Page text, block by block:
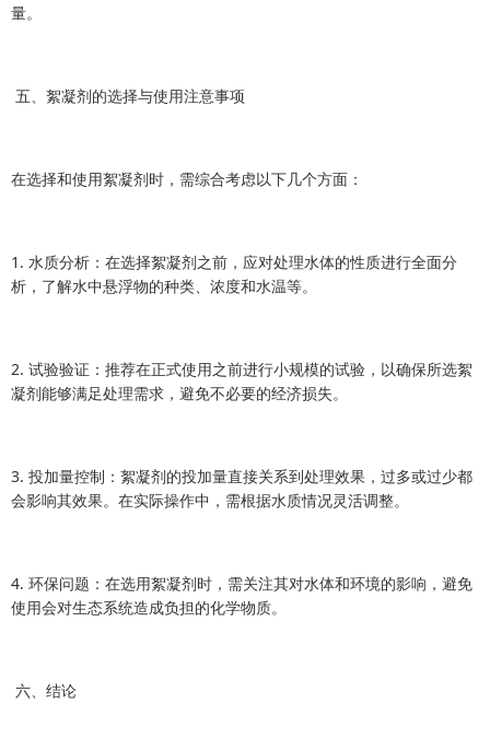
量。
五、絮凝剂的选择与使用注意事项
在选择和使用絮凝剂时，需综合考虑以下几个方面：
1. 水质分析：在选择絮凝剂之前，应对处理水体的性质进行全面分
析，了解水中悬浮物的种类、浓度和水温等。
2. 试验验证：推荐在正式使用之前进行小规模的试验，以确保所选絮
凝剂能够满足处理需求，避免不必要的经济损失。
3. 投加量控制：絮凝剂的投加量直接关系到处理效果，过多或过少都
会影响其效果。在实际操作中，需根据水质情况灵活调整。
4. 环保问题：在选用絮凝剂时，需关注其对水体和环境的影响，避免
使用会对生态系统造成负担的化学物质。
六、结论